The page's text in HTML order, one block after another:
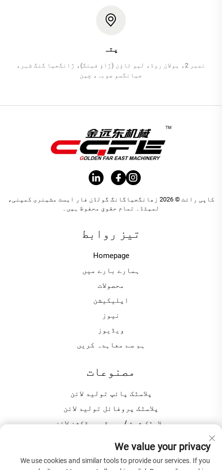
پتہ
نمبر 2، یولان روڈ، لیو ٹاؤن (ژاؤ فینگ)، ژانگجیا گنگ شہر،
جیانگسو صوبہ، چین
کاپی رائٹ © 2026 زھانگجیاگانگ گولڈن فار ایسٹ مشینری کمپنی،
لمیٹڈ۔ تمام حقوق محفوظ ہیں۔
تیز روابط
Homepage
ہمارے بارے میں
محصولات
اپلیکیشن
نیوز
ویڈیوز
ہم سے معاہدہ کریں
مصنوعات
پلاسٹک پائپ تولید لائن
پلاسٹک پروفائل تولید لائن
پلاسٹک شیٹ / بورڈ پروڈکشن لائن
کمپنی کے بارے میں
We value your privacy
We use cookies and similar tools to provide our services. If you